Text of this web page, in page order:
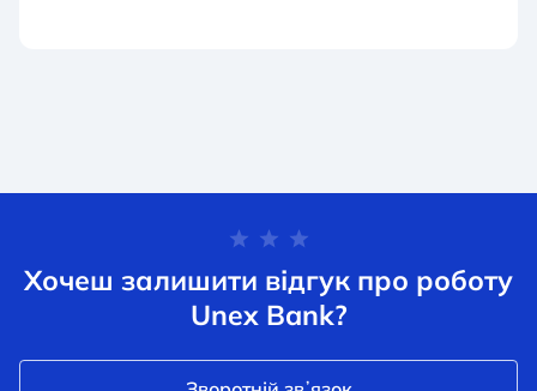
Хочеш залишити відгук про роботу
Unex Bank?